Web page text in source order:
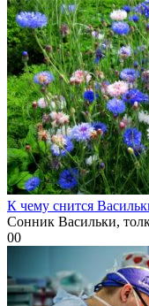
К чему снится
Сонник Васильки,
00